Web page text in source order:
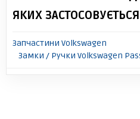
ЯКИХ
Запчастини Volkswagen
Замки / Ручки Volkswagen